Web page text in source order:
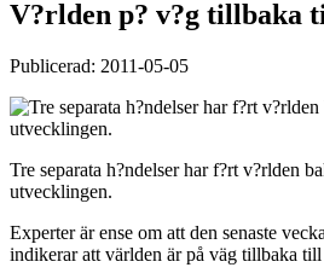
V?rlden p? v?g tillbaka
Publicerad: 2011-05-05
Tre separata h?ndelser har f?rt v?rlden
utvecklingen.
Experter är ense om att den senaste
indikerar att världen är på väg tillbaka